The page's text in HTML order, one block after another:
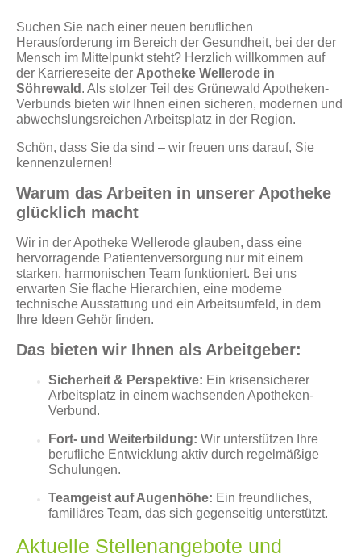
Suchen Sie nach einer neuen beruflichen
Herausforderung im Bereich der Gesundheit, bei der der
Mensch im Mittelpunkt steht? Herzlich willkommen auf
der Karriereseite der Apotheke Wellerode in
Söhrewald . Als stolzer Teil des Grünewald Apotheken-
Verbunds bieten wir Ihnen einen sicheren, modernen und
abwechslungsreichen Arbeitsplatz in der Region.
Schön, dass Sie da sind – wir freuen uns darauf, Sie
kennenzulernen!
Warum das Arbeiten in unserer Apotheke
glücklich macht
Wir in der Apotheke Wellerode glauben, dass eine
hervorragende Patientenversorgung nur mit einem
starken, harmonischen Team funktioniert. Bei uns
erwarten Sie flache Hierarchien, eine moderne
technische Ausstattung und ein Arbeitsumfeld, in dem
Ihre Ideen Gehör finden.
Das bieten wir Ihnen als Arbeitgeber:
Sicherheit & Perspektive: Ein krisensicherer
Arbeitsplatz in einem wachsenden Apotheken-
Verbund.
Fort- und Weiterbildung: Wir unterstützen Ihre
berufliche Entwicklung aktiv durch regelmäßige
Schulungen.
Teamgeist auf Augenhöhe: Ein freundliches,
familiäres Team, das sich gegenseitig unterstützt.
Aktuelle Stellenangebote und